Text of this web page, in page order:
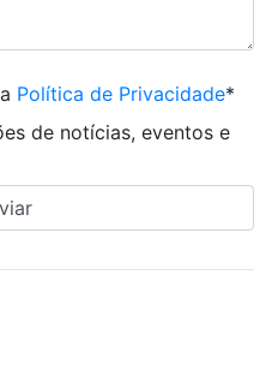
Política de Privacidade*
de notícias, eventos e